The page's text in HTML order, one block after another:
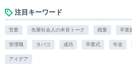
注目キーワード
営業 先輩社会人の本音トーク 残業 卒業
管理職 タバコ 成功 卒業式 年金
アイデア